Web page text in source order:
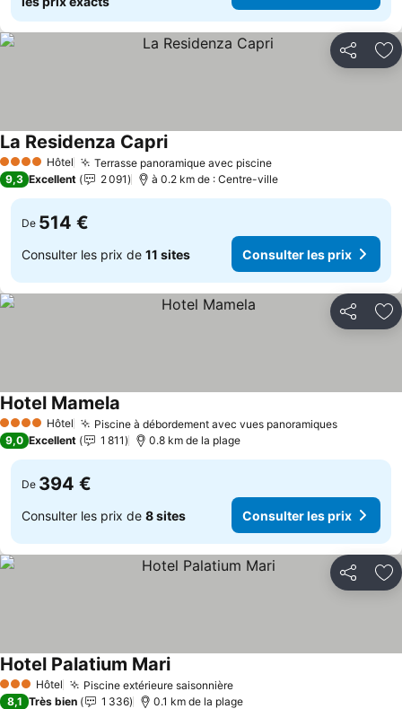
Partager
4 Étoiles Hôtel Terrasse panoramique avec piscine
La Residenza Capri
9,3 Excellent 2 091 à 0.2 km de : Centre-ville
De 514 €
Consulter les prix de 11 sites Consulter les prix
Partager
4 Étoiles Hôtel Piscine à débordement avec vues panoramiques
Hotel Mamela
9,0 Excellent 1 811 0.8 km de la plage
De 394 €
Consulter les prix de 8 sites Consulter les prix
Partager
3 ÉtoilesHôtel Piscine extérieure saisonnière
Hotel Palatium Mari
8,1 Très bien 1 336 0.1 km de la plage